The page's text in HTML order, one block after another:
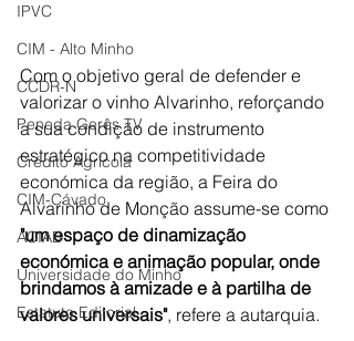
IPVC
CIM - Alto Minho
CCDR-N
Peneda Gerês TV
Crédito Agrícola
CIM-Cávado
ACIAB
Universidade do Minho
Estatuto Editorial
Com o objetivo geral de defender e
valorizar o vinho Alvarinho, reforçando
a sua condição de instrumento
estratégico na competitividade
económica da região, a Feira do
Alvarinho de Monção assume-se como
"um espaço de dinamização
económica e animação popular, onde
brindamos à amizade e à partilha de
valores universais", refere a autarquia.